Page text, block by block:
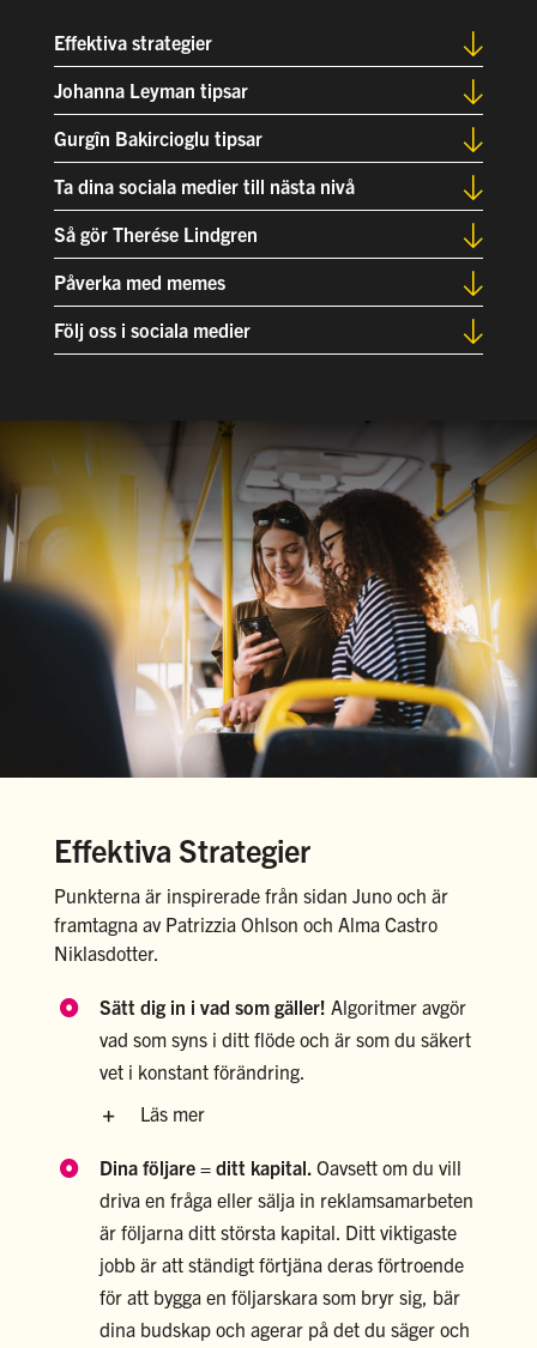
Effektiva strategier
Johanna Leyman tipsar
Gurgîn Bakircioglu tipsar
Ta dina sociala medier till nästa nivå
Så gör Therése Lindgren
Påverka med memes
Följ oss i sociala medier
Effektiva Strategier
Punkterna är inspirerade från sidan Juno och är
framtagna av Patrizzia Ohlson och Alma Castro
Niklasdotter.
Sätt dig in i vad som gäller! Algoritmer avgör
vad som syns i ditt flöde och är som du säkert
vet i konstant förändring.
Läs mer
Dina följare = ditt kapital.Oavsett om du vill
driva en fråga eller sälja in reklamsamarbeten
är följarna ditt största kapital. Ditt viktigaste
jobb är att ständigt förtjäna deras förtroende
för att bygga en följarskara som bryr sig, bär
dina budskap och agerar på det du säger och